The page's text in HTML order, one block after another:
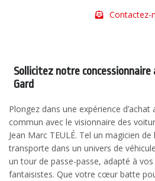
Contactez-
Sollicitez notre
Gard
Plongez dans une expérience
commun avec le visionnaire des
Jean Marc TEULÉ. Tel un magicien
transporte dans un univers de
un tour de passe-passe, adapté à vos
fantaisistes. Que votre cœur batte